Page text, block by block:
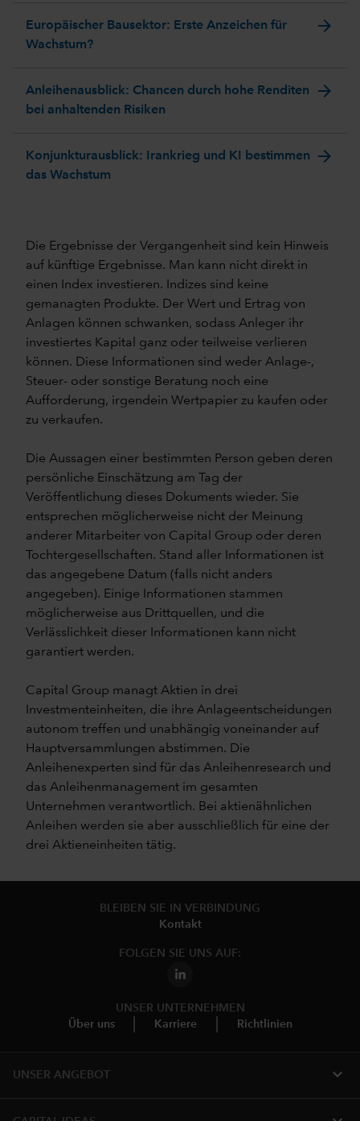
Europäischer Bausektor: Erste Anzeichen für
Wachstum?
arrow_forward
Anleihenausblick: Chancen durch hohe Renditen
bei anhaltenden Risiken
arrow_forward
Konjunkturausblick: Irankrieg und KI bestimmen
das Wachstum
arrow_forward
Die Ergebnisse der Vergangenheit sind kein Hinweis
auf künftige Ergebnisse. Man kann nicht direkt in
einen Index investieren. Indizes sind keine
gemanagten Produkte. Der Wert und Ertrag von
Anlagen können schwanken, sodass Anleger ihr
investiertes Kapital ganz oder teilweise verlieren
können. Diese Informationen sind weder Anlage-,
Steuer- oder sonstige Beratung noch eine
Aufforderung, irgendein Wertpapier zu kaufen oder
zu verkaufen.
Die Aussagen einer bestimmten Person geben deren
persönliche Einschätzung am Tag der
Veröffentlichung dieses Dokuments wieder. Sie
entsprechen möglicherweise nicht der Meinung
anderer Mitarbeiter von Capital Group oder deren
Tochtergesellschaften. Stand aller Informationen ist
das angegebene Datum (falls nicht anders
angegeben). Einige Informationen stammen
möglicherweise aus Drittquellen, und die
Verlässlichkeit dieser Informationen kann nicht
garantiert werden.
Capital Group managt Aktien in drei
Investmenteinheiten, die ihre Anlageentscheidungen
autonom treffen und unabhängig voneinander auf
Hauptversammlungen abstimmen. Die
Anleihenexperten sind für das Anleihenresearch und
das Anleihenmanagement im gesamten
Unternehmen verantwortlich. Bei aktienähnlichen
Anleihen werden sie aber ausschließlich für eine der
drei Aktieneinheiten tätig.
BLEIBEN SIE IN VERBINDUNG
Kontakt
FOLGEN SIE UNS AUF:
UNSER UNTERNEHMEN
Über uns
Karriere Richtlinien
UNSER ANGEBOT expand_more